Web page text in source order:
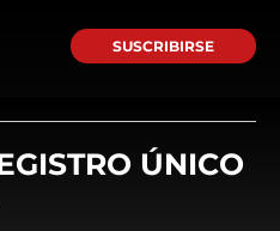
SUSCRIBIRSE
ÚNICO